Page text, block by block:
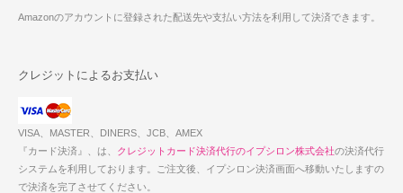
Amazonのアカウントに登録された配送先や支払い方法を利用して決済できます。
クレジットによるお支払い
VISA、MASTER、DINERS、JCB、AMEX
『カード決済』、は、 クレジットカード決済代行のイプシロン株式会社の決済代行
システムを利用しております。ご注文後、イプシロン決済画面へ移動いたしますの
で決済を完了させてください。